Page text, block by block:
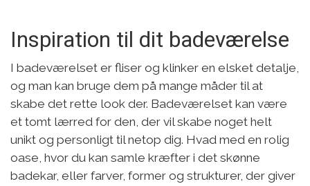
Inspiration til dit badeværelse
I badeværelset er fliser og klinker en elsket detalje,
og man kan bruge dem på mange måder til at
skabe det rette look der. Badeværelset kan være
et tomt lærred for den, der vil skabe noget helt
unikt og personligt til netop dig. Hvad med en rolig
oase, hvor du kan samle kræfter i det skønne
badekar, eller farver, former og strukturer, der giver